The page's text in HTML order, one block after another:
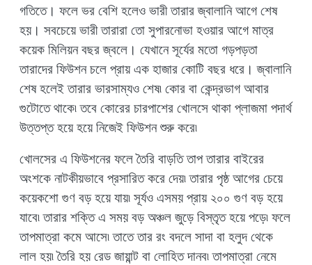
গতিতে। ফলে ভর বেশি হলেও ভারী তারার জ্বালানি আগে শেষ
হয়। সবচেয়ে ভারী তারারা তো সুপারনোভা হওয়ার আগে মাত্র
কয়েক মিলিয়ন বছর জ্বলে। যেখানে সূর্যের মতো গড়পড়তা
তারাদের ফিউশন চলে প্রায় এক হাজার কোটি বছর ধরে। জ্বালানি
শেষ হলেই তারার ভারসাম্যও শেষ৷ কোর বা কেন্দ্রভাগ আবার
গুটোতে থাকে৷ তবে কোরের চারপাশের খোলসে থাকা প্লাজমা পদার্থ
উত্তপ্ত হয়ে হয়ে নিজেই ফিউশন শুরু করে৷
খোলসের এ ফিউশনের ফলে তৈরি বাড়তি তাপ তারার বাইরের
অংশকে নাটকীয়ভাবে প্রসারিত করে দেয়৷ তারার পৃষ্ঠ আগের চেয়ে
কয়েকশো গুণ বড় হয়ে যায়৷ সূর্যও এসময় প্রায় ২০০ গুণ বড় হয়ে
যাবে৷ তারার শক্তি এ সময় বড় অঞ্চল জুড়ে বিস্তৃত হয়ে পড়ে৷ ফলে
তাপমাত্রা কমে আসে৷ তাতে তার রং বদলে সাদা বা হলুদ থেকে
লাল হয়৷ তৈরি হয় রেড জায়ান্ট বা লোহিত দানব৷ তাপমাত্রা নেমে